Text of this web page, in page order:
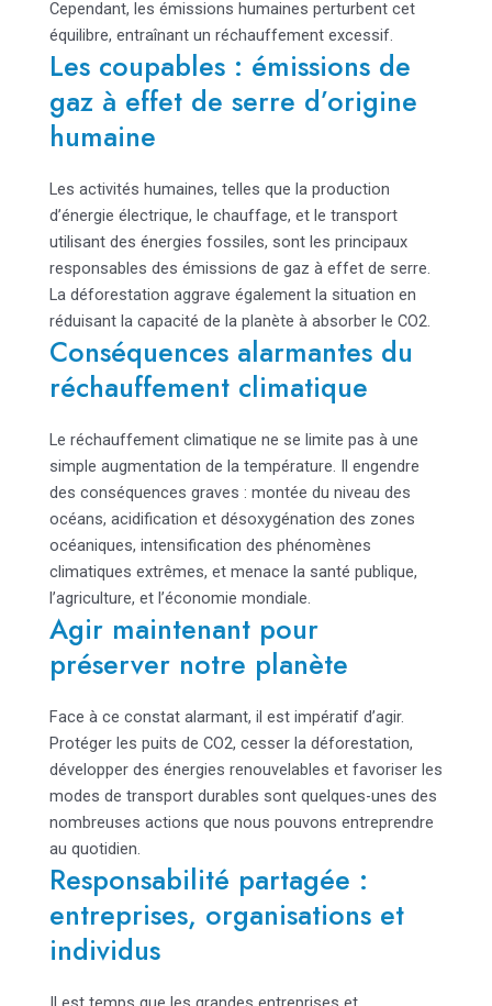
Cependant, les émissions humaines perturbent cet
équilibre, entraînant un réchauffement excessif.
Les coupables : émissions de
gaz à effet de serre d’origine
humaine
Les activités humaines, telles que la production
d’énergie électrique, le chauffage, et le transport
utilisant des énergies fossiles, sont les principaux
responsables des émissions de gaz à effet de serre.
La déforestation aggrave également la situation en
réduisant la capacité de la planète à absorber le CO2.
Conséquences alarmantes du
réchauffement climatique
Le réchauffement climatique ne se limite pas à une
simple augmentation de la température. Il engendre
des conséquences graves : montée du niveau des
océans, acidification et désoxygénation des zones
océaniques, intensification des phénomènes
climatiques extrêmes, et menace la santé publique,
l’agriculture, et l’économie mondiale.
Agir maintenant pour
préserver notre planète
Face à ce constat alarmant, il est impératif d’agir.
Protéger les puits de CO2, cesser la déforestation,
développer des énergies renouvelables et favoriser les
modes de transport durables sont quelques-unes des
nombreuses actions que nous pouvons entreprendre
au quotidien.
Responsabilité partagée :
entreprises, organisations et
individus